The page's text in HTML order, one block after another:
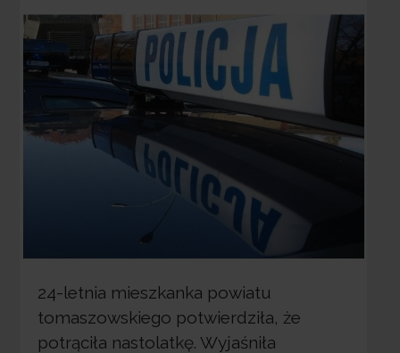
24-letnia mieszkanka powiatu
tomaszowskiego potwierdziła, że
potrąciła nastolatkę. Wyjaśniła